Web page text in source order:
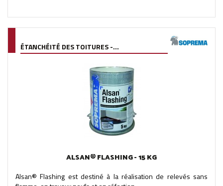
ÉTANCHÉITÉ DES TOITURES -...
ALSAN® FLASHING - 15 KG
Alsan® Flashing est destiné à la réalisation de relevés sans